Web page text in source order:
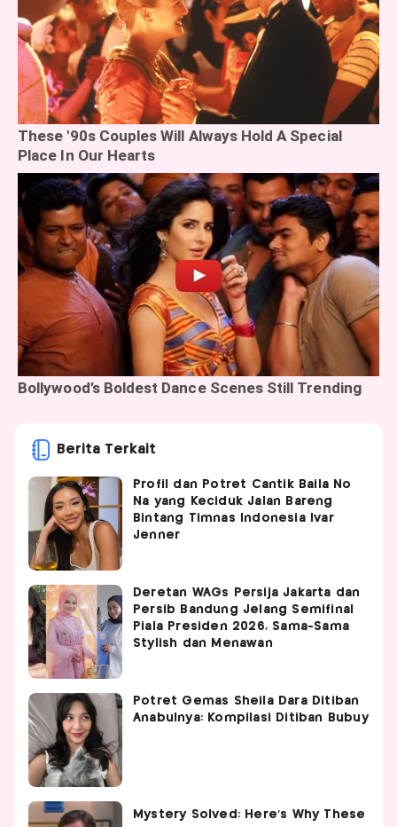
Berita Terkait
Profil dan Potret Cantik Baila No
Na yang Keciduk Jalan Bareng
Bintang Timnas Indonesia Ivar
Jenner
Deretan WAGs Persija Jakarta dan
Persib Bandung Jelang Semifinal
Piala Presiden 2026, Sama-Sama
Stylish dan Menawan
Potret Gemas Sheila Dara Ditiban
Anabulnya: Kompilasi Ditiban Bubuy